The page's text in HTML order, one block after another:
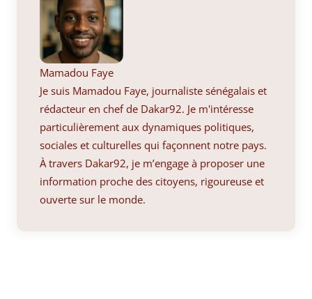
Mamadou Faye
Je suis Mamadou Faye, journaliste sénégalais et
rédacteur en chef de Dakar92. Je m'intéresse
particulièrement aux dynamiques politiques,
sociales et culturelles qui façonnent notre pays.
À travers Dakar92, je m’engage à proposer une
information proche des citoyens, rigoureuse et
ouverte sur le monde.